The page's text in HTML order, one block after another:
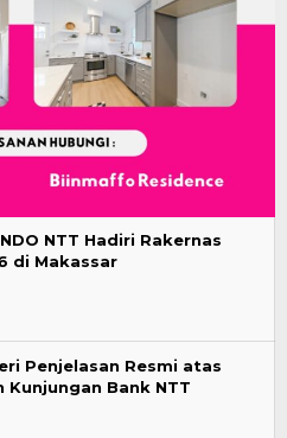
NTT Hadiri Rakernas
di Makassar
Penjelasan Resmi atas
Kunjungan Bank NTT